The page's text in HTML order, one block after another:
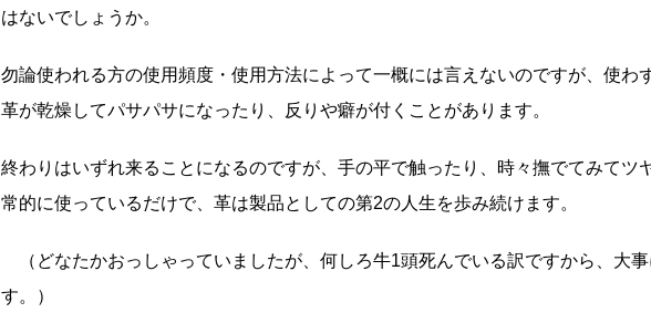
はないでしょうか。
勿論使われる方の使用頻度・使用方法によって一概には言えないのですが、使わ
革が乾燥してパサパサになったり、反りや癖が付くことがあります。
終わりはいずれ来ることになるのですが、手の平で触ったり、時々撫でてみてツ
常的に使っているだけで、革は製品としての第2の人生を歩み続けます。
（どなたかおっしゃっていましたが、何しろ牛1頭死んでいる訳ですから、大
す。）